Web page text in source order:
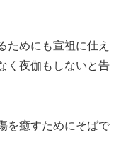
ためにも宣祖に仕え
く夜伽もしないと告
を癒すためにそばで